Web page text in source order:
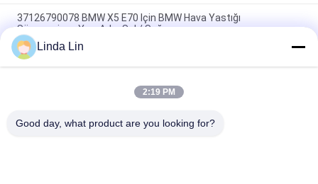
37126790078 BMW X5 E70 Için BMW Hava Yastığı
Süspansiyon Yayı Arka Sol / Sağ
2009-2015 F04 , F02 Chassis Rear One Pair Air Spring Strut
37106791676 / 37126791675
Ön Sağ Hava Yaylı Çantaları Değiştirin 00-06 BMW X5 E53 4 -
Linda Lin
2:19 PM
Good day, what product are you looking for?